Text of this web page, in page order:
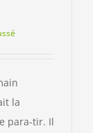
la
para-tir. Il